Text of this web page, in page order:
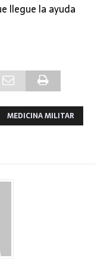
llegue la ayuda
MEDICINA MILITAR